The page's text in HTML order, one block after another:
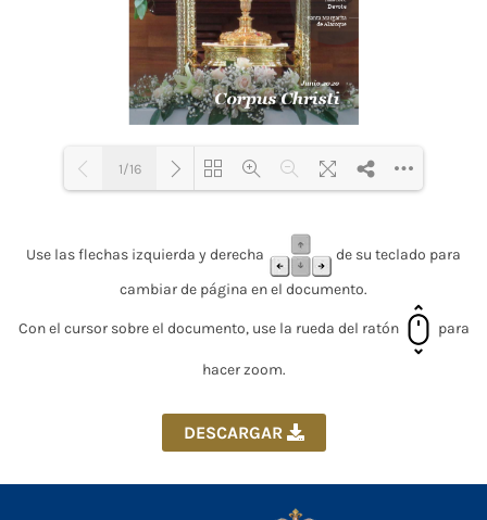
Loading PDF 40% ...
1/16
Use las flechas izquierda y derecha
de su teclado para
cambiar de página en el documento.
Con el cursor sobre el documento, use la rueda del ratón para
hacer zoom.
DESCARGAR